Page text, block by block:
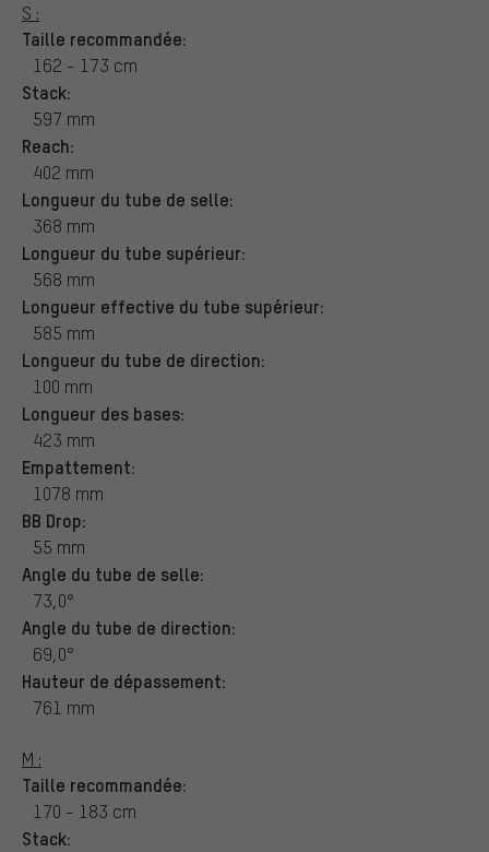
S :
Taille recommandée:
162 - 173 cm
Stack:
597 mm
Reach:
402 mm
Longueur du tube de selle:
368 mm
Longueur du tube supérieur:
568 mm
Longueur effective du tube supérieur:
585 mm
Longueur du tube de direction:
100 mm
Longueur des bases:
423 mm
Empattement:
1078 mm
BB Drop:
55 mm
Angle du tube de selle:
73,0°
Angle du tube de direction:
69,0°
Hauteur de dépassement:
761 mm
M :
Taille recommandée:
170 - 183 cm
Stack: